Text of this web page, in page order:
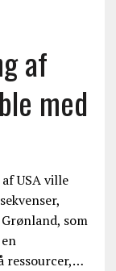
af
med
USA ville
som
ressourcer,…